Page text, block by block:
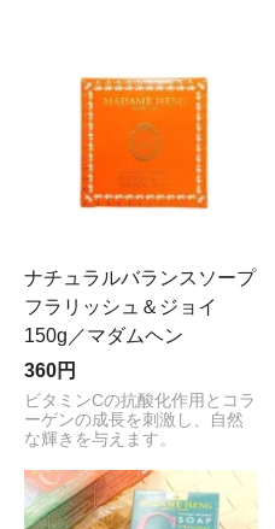
ナチュラルバランスソープ
フラリッシュ＆ジョイ
150g／マダムヘン
360円
ビタミンCの抗酸化作用とコラ
ーゲンの成長を刺激し、自然
な輝きを与えます。